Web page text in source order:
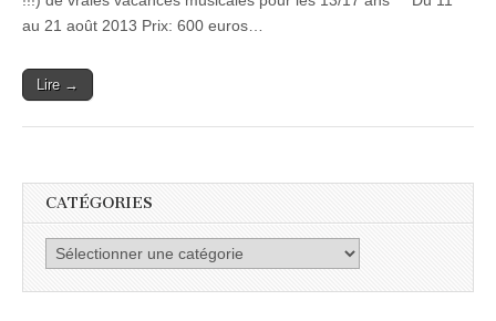
les
au 21 août 2013 Prix: 600 euros…
Lire →
CATÉGORIES
Catégories